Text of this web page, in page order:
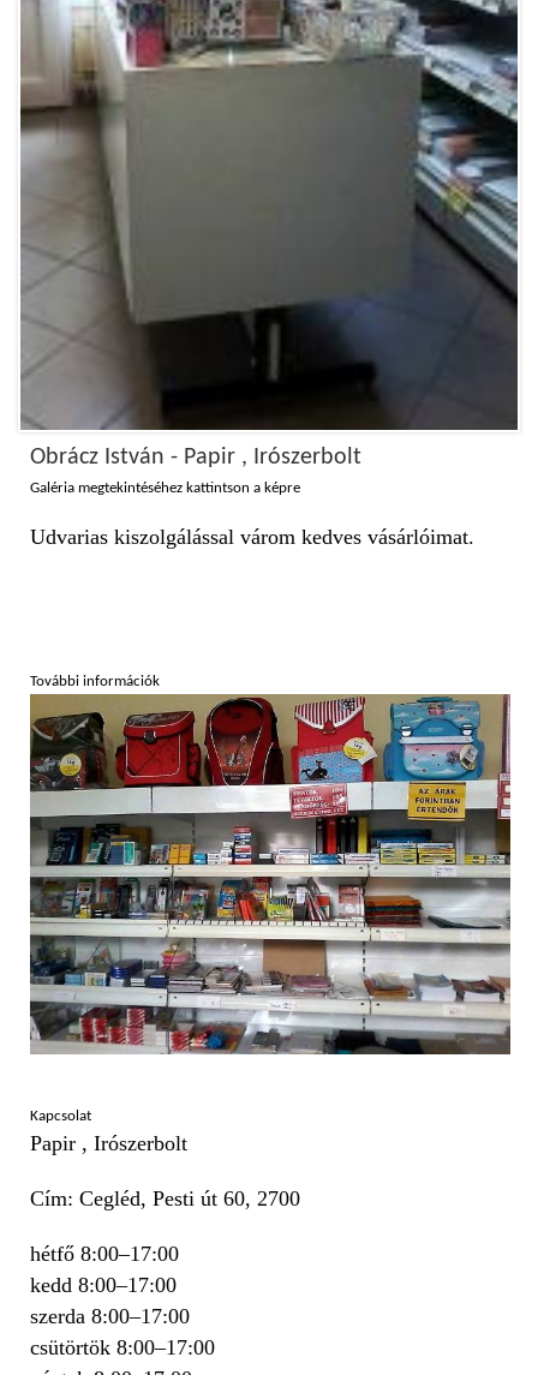
Obrácz István - Papir , Irószerbolt
Galéria megtekintéséhez kattintson a képre
Udvarias kiszolgálással várom kedves vásárlóimat.
További információk
Kapcsolat
Papir , Irószerbolt
Cím: Cegléd, Pesti út 60, 2700
hétfő 8:00–17:00
kedd 8:00–17:00
szerda 8:00–17:00
csütörtök 8:00–17:00